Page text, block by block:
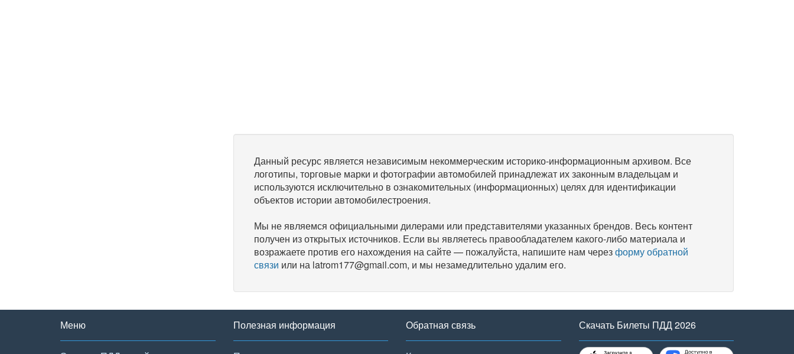
Данный ресурс является независимым некоммерческим историко-информационным архивом. Все
логотипы, торговые марки и фотографии автомобилей принадлежат их законным владельцам и
используются исключительно в ознакомительных (информационных) целях для идентификации
объектов истории автомобилестроения.
Мы не являемся официальными дилерами или представителями указанных брендов. Весь контент
получен из открытых источников. Если вы являетесь правообладателем какого-либо материала и
возражаете против его нахождения на сайте — пожалуйста, напишите нам черезформу обратной
связи или на latrom177@gmail.com, и мы незамедлительно удалим его.
Меню Полезная информация Обратная связь Скачать Билеты ПДД 2026